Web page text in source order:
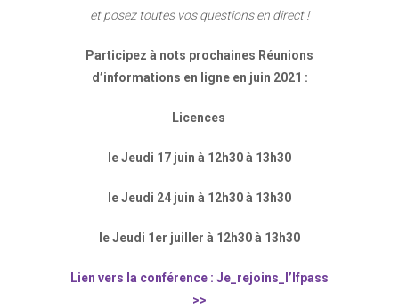
et posez toutes vos questions en direct !
Participez à nots prochaines Réunions
d’informations en ligne en juin 2021 :
Licences
le Jeudi 17 juin à 12h30 à 13h30
le Jeudi 24 juin à 12h30 à 13h30
le Jeudi 1er juiller à 12h30 à 13h30
Lien vers la conférence : Je_rejoins_l’Ifpass
>>